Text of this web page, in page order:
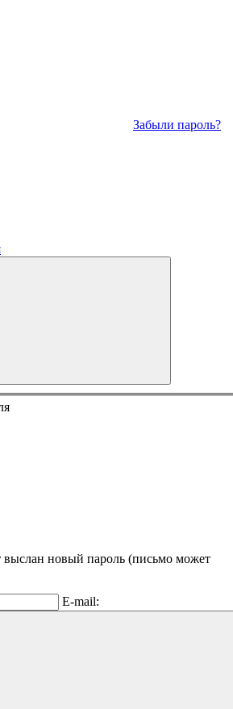
Забыли пароль?
выслан новый пароль (письмо может
E-mail: